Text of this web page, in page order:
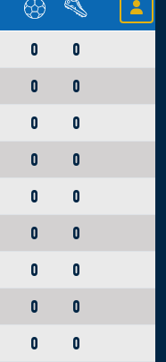
0
0
0
0
0
0
0
0
0
0
0
0
0
0
0
0
0
0